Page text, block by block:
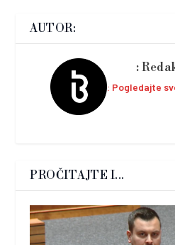
AUTOR:
Pogledajte
PROČITAJTE I...